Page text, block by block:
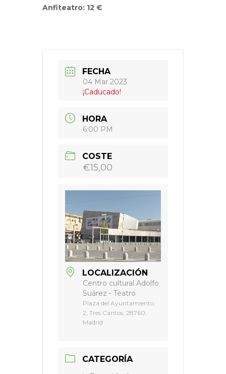
Anfiteatro: 12 €
FECHA
04 Mar 2023
¡Caducado!
HORA
6:00 PM
COSTE
€15,00
LOCALIZACIÓN
Centro cultural Adolfo
Suárez - Teatro
Plaza del Ayuntamiento,
2, Tres Cantos, 28760,
Madrid
CATEGORÍA